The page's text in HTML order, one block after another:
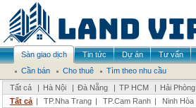
Sàn giao dịch Tin tức Dự án Tư vấn
Cần bán
Cho thuê
Tìm theo nhu cầu
Tất cả
| Hà Nội | Đà Nẵng | TP HCM | Hải Phòng
Tất cả | TP.Nha Trang | TP.Cam Ranh | Ninh Hòa